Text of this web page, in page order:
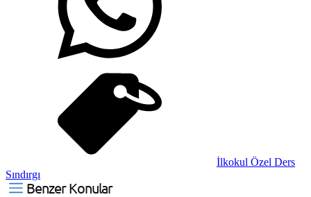
İlkokul Özel Ders
Sındırgı
Benzer Konular